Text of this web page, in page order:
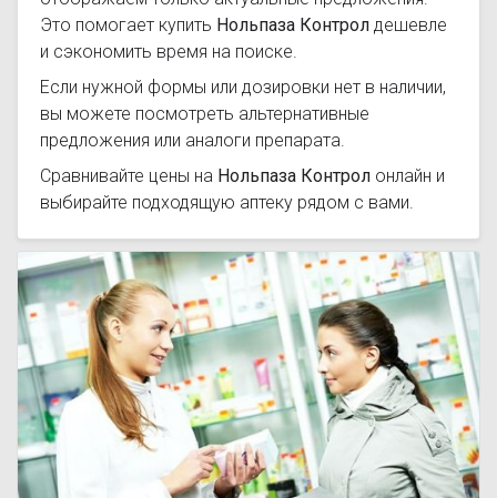
Это помогает купить Нольпаза Контрол дешевле
и сэкономить время на поиске.
Если нужной формы или дозировки нет в наличии,
вы можете посмотреть альтернативные
предложения или аналоги препарата.
Сравнивайте цены на Нольпаза Контрол онлайн и
выбирайте подходящую аптеку рядом с вами.